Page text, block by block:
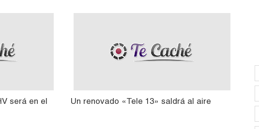
será en el
Un renovado «Tele 13» saldrá al aire